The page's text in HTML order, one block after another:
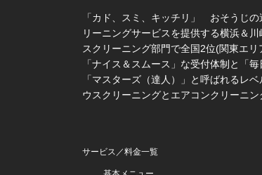
「カド、スミ、キッチリ」 おそうじ
リーニングサービスを提供する横浜＆
スクリーニング部門で全国2位(関東エリ
「ナイス＆スムース」な受付体制と「
「マスターズ（達人）」と呼ばれるレ
ウスクリーニングとエアコンクリーニ
サービス／料金一覧